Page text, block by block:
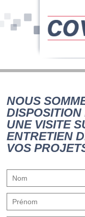
NOUS
UNE VISITE
ENTRETIEN
VOS